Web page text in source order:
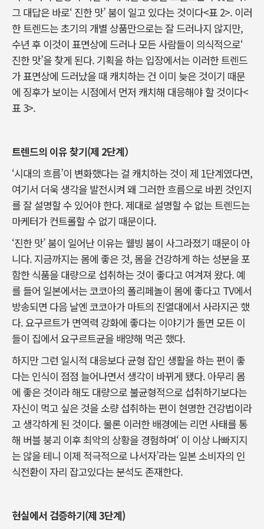
그 대답은 바로‘ 진한 맛’ 붐이 일고 있다는 것이다<표 2>. 이러
한 트렌드는 초기의 개별 상품만으로는 잘 드러나지 않지만,
수년 후 이것이 표면상에 드러나 모든 사람들이 의식적으로‘
진한 맛’을 찾게 된다. 기획을 하는 입장에서는 이러한 트렌드
가 표면상에 드러났을 때 캐치하는 건 이미 늦은 것이기 때문
에 징후가 보이는 시점에서 먼저 캐치해 대응해야 할 것이다<
표 3>.
트렌드의 이유 찾기(제 2단계）
‘시대의 흐름’이 변화했다는 걸 캐치하는 것이 제 1단계였다면,
여기서 더욱 생각을 발전시켜 왜 그러한 흐름으로 바뀐 것인지
를 잘 설명할 수 있어야 한다. 제대로 설명할 수 없는 트렌드는
마케터가 컨트롤할 수 없기 때문이다.
‘진한 맛’ 붐이 일어난 이유는 웰빙 붐이 사그라졌기 때문이 아
니다. 지금까지는 몸에 좋은 것, 몸을 건강하게 하는 성분을 포
함한 식품을 대량으로 섭취하는 것이 좋다고 여겨져 왔다. 예
를 들어 일본에서는 코코아의 폴리페놀이 몸에 좋다고 TV에서
방송되면 다음 날엔 코코아가 마트의 진열대에서 사라지곤 했
다. 요구르트가 면역력 강화에 좋다는 이야기가 돌면 모든 이
들이 집에서 요구르트균을 배양해 먹곤 했다.
하지만 그런 일시적 대응보다 균형 잡인 생활을 하는 편이 좋
다는 인식이 점점 늘어나면서 생각이 바뀌게 됐다. 아무리 몸
에 좋은 것이라 해도 대량으로 불균형적으로 섭취하기보다는
자신이 먹고 싶은 것을 소량 섭취하는 편이 현명한 건강법이라
고 생각하게 된 것이다. 물론 이러한 배경에는 리먼 사태를 통
해 버블 붕괴 이후 최악의 상황을 경험하며‘ 이 이상 나빠지지
는 않을 테니 이제 적극적으로 나서자’라는 일본 소비자의 인
식전환이 자리 잡고있다는 분석도 존재한다.
현실에서 검증하기(제 3단계)